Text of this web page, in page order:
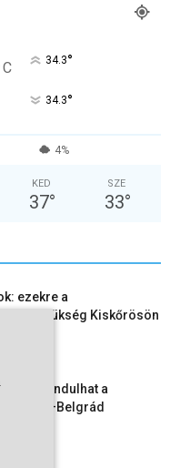
C 34.3°
34.3°
4%
KED
37°
SZE
33°
ezekre a
most szükség Kiskőrösön
újraindulhat a